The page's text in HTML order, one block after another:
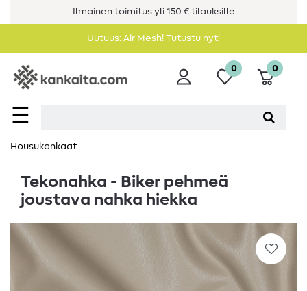
Ilmainen toimitus yli 150 € tilauksille
Uutuus: Air Mesh! Tutustu nyt!
☰
0 0
Housukankaat
Tekonahka - Biker pehmeä
joustava nahka hiekka